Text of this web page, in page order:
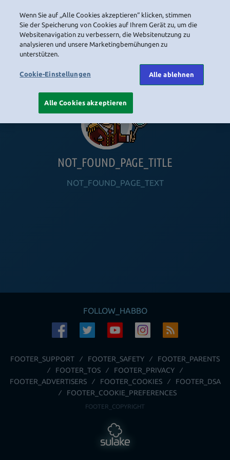
NOT_FOUND_PAGE_TITLE
NOT_FOUND_PAGE_TEXT
FOLLOW_HABBO
FOOTER_SUPPORT FOOTER_SAFETY
FOOTER_PARENTS
FOOTER_TOS
FOOTER_PRIVACY
FOOTER_ADVERTISERS
FOOTER_COOKIES
FOOTER_DSA
FOOTER_COOKIE_PREFERENCES
FOOTER_COPYRIGHT
Wenn Sie auf „Alle Cookies akzeptieren“ klicken, stimmen
Sie der Speicherung von Cookies auf Ihrem Gerät zu, um die
Websitenavigation zu verbessern, die Websitenutzung zu
analysieren und unsere Marketingbemühungen zu
unterstützen.
Cookie-Einstellungen Alle ablehnen
Alle Cookies akzeptieren